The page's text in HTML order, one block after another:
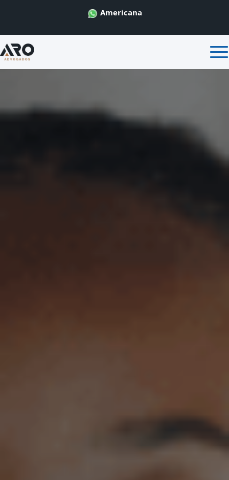
Americana